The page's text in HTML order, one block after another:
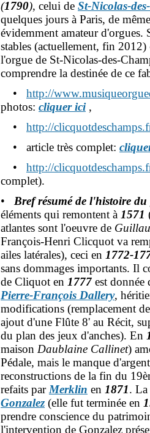
(1790), celui de St-Nicolas-
quelques jours à Paris, de
évidemment amateur d'orgues.
stables (actuellement, fin
l'orgue de St-Nicolas-des-
comprendre la destinée de ce
• http://
photos: cliquer ici,
• http://
• article très complet:
• http://
complet).
• Bref résumé de l'histoire
éléments qui remontent à 1571
atlantes sont l'oeuvre de
François-Henri Clicquot va
ailes latérales), ceci en 1772-
sans dommages importants. Il
de Cliquot en 1777 est
Pierre-François Dallery,
modifications (remplacement
ajout d'une Flûte 8' au Récit,
du plan des jeux d'anches). En
maison Daublaine Callinet)
Pédale, mais le manque
reconstructions de la fin du
refaits par Merklin en 1871. La
Gonzalez(elle fut terminée en
prendre conscience du
l'intervention de Gonzalez